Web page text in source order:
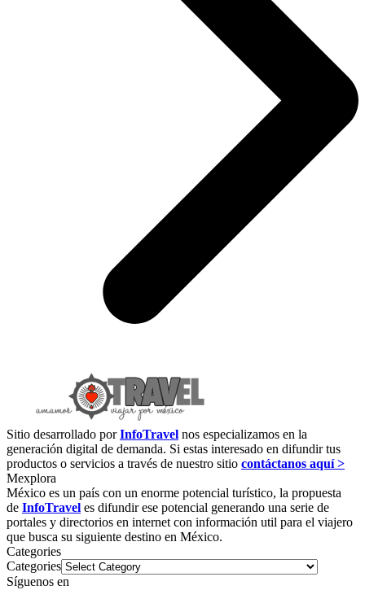
Sitio desarrollado porInfoTravel nos especializamos en la
generación digital de demanda. Si estas interesado en difundir tus
productos o servicios a través de nuestro sitio contáctanos aquí >
Mexplora
México es un país con un enorme potencial turístico, la propuesta
de InfoTravel es difundir ese potencial generando una serie de
portales y directorios en internet con información util para el viajero
que busca su siguiente destino en México.
Categories
Categories
Síguenos en